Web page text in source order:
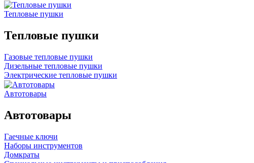
Тепловые пушки
Тепловые пушки
Газовые тепловые пушки
Дизельные тепловые пушки
Электрические тепловые пушки
Автотовары
Автотовары
Гаечные ключи
Наборы инструментов
Домкраты